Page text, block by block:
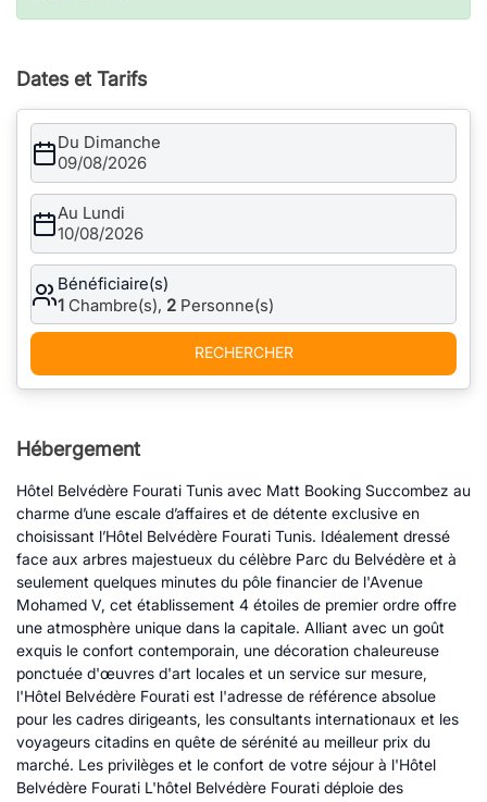
Dates et Tarifs
Du Dimanche
09/08/2026
Au Lundi
10/08/2026
Bénéficiaire(s)
1 Chambre(s), 2 Personne(s)
RECHERCHER
Hébergement
Hôtel Belvédère Fourati Tunis avec Matt Booking Succombez au
charme d’une escale d’affaires et de détente exclusive en
choisissant l’Hôtel Belvédère Fourati Tunis. Idéalement dressé
face aux arbres majestueux du célèbre Parc du Belvédère et à
seulement quelques minutes du pôle financier de l'Avenue
Mohamed V, cet établissement 4 étoiles de premier ordre offre
une atmosphère unique dans la capitale. Alliant avec un goût
exquis le confort contemporain, une décoration chaleureuse
ponctuée d'œuvres d'art locales et un service sur mesure,
l'Hôtel Belvédère Fourati est l'adresse de référence absolue
pour les cadres dirigeants, les consultants internationaux et les
voyageurs citadins en quête de sérénité au meilleur prix du
marché. Les privilèges et le confort de votre séjour à l'Hôtel
Belvédère Fourati L'hôtel Belvédère Fourati déploie des